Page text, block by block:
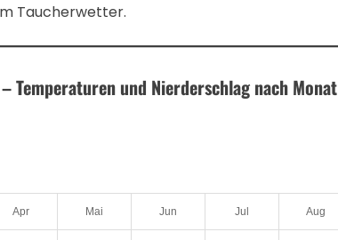
Taucherwetter.
Temperaturen und Nierderschlag nach Monat
Apr Mai Jun Jul Aug